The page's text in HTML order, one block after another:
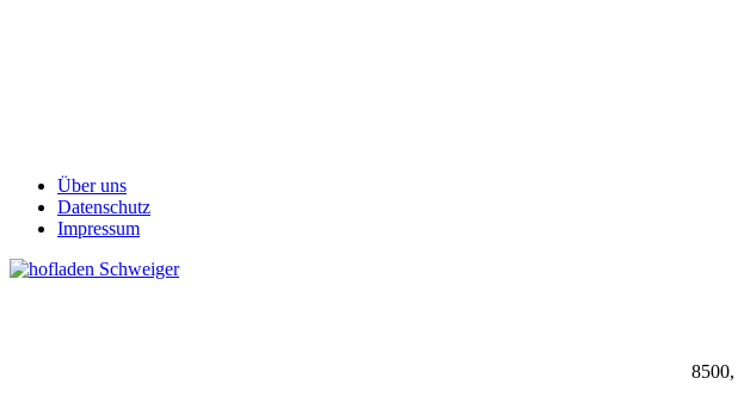
Über uns
Datenschutz
Impressum
8500,